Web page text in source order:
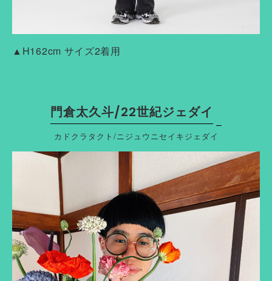
▲H162cm サイズ2着用
門倉太久斗/22世紀ジェダイ
カドクラタクト/ニジュウニセイキジェダイ